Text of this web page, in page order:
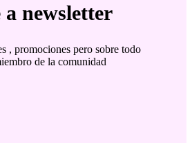
a newsletter
, promociones pero sobre todo
de la comunidad